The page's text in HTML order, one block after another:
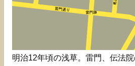
明治12年頃の浅草。雷門、伝法